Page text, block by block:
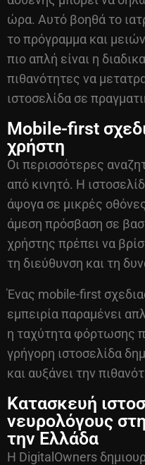
ώρα. Αυτό βοηθά το
το πρόγραμμα και
πιο απλή είναι η
πιθανότητες να
ιστοσελίδα σε
Mobile-first
χρήστη
Οι περισσότερες
από κινητό. Η
άψογα σε μικρές
άμεση πρόσβαση σε
χρήστης πρέπει να
τη διεύθυνση και τη
Ένας mobile-first
εμπειρία παραμένει
η ταχύτητα φόρτωσης
γρήγορη ιστοσελίδα
και αυξάνει την
Κατασκευή
νευρολόγους
την Ελλάδα
Η DigitalOwners